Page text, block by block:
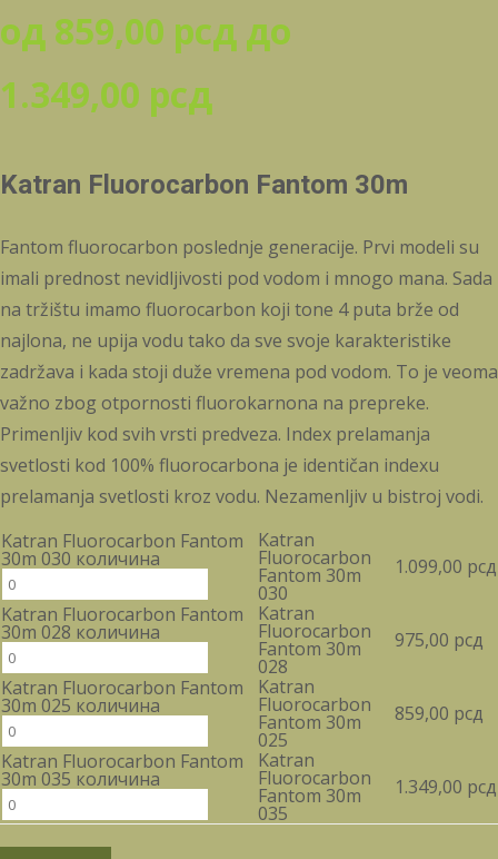
од 859,00 рсд до
1.349,00 рсд
Katran Fluorocarbon Fantom 30m
Fantom fluorocarbon poslednje generacije. Prvi modeli su
imali prednost nevidljivosti pod vodom i mnogo mana. Sada
na tržištu imamo fluorocarbon koji tone 4 puta brže od
najlona, ne upija vodu tako da sve svoje karakteristike
zadržava i kada stoji duže vremena pod vodom. To je veoma
važno zbog otpornosti fluorokarnona na prepreke.
Primenljiv kod svih vrsti predveza. Index prelamanja
svetlosti kod 100% fluorocarbona je identičan indexu
prelamanja svetlosti kroz vodu. Nezamenljiv u bistroj vodi.
Katran Fluorocarbon Fantom
30m 030 количина
Katran
Fluorocarbon
Fantom 30m
030
1.099,00 рсд
Katran Fluorocarbon Fantom
30m 028 количина
Katran
Fluorocarbon
Fantom 30m
028
975,00 рсд
Katran Fluorocarbon Fantom
30m 025 количина
Katran
Fluorocarbon
Fantom 30m
025
859,00 рсд
Katran Fluorocarbon Fantom
30m 035 количина
Katran
Fluorocarbon
Fantom 30m
035
1.349,00 рсд